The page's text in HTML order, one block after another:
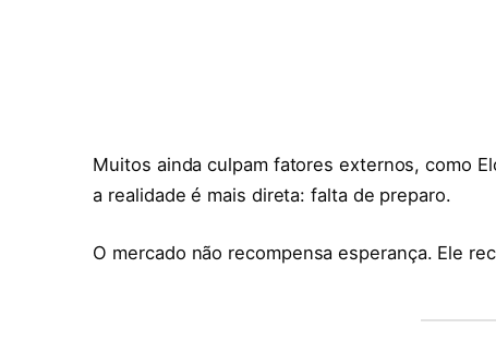
Muitos ainda culpam fatores externos, como
a realidade é mais direta: falta de preparo.
O mercado não recompensa esperança. Ele